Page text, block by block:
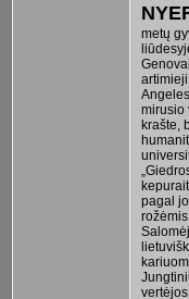
metų
mirusio
krašte,
pagal